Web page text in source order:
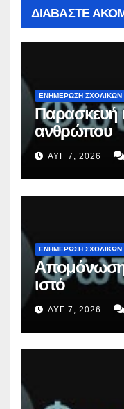
ΔΙΑΒΑΣΤΕ
ΕΝΗΜΕΡΩΣΗ
Παρασκευή
ανθρώπου
ΑΥΓ 7, 2026
ΕΝΗΜΕΡΩΣΗ
ιστό
ΑΥΓ 7, 2026